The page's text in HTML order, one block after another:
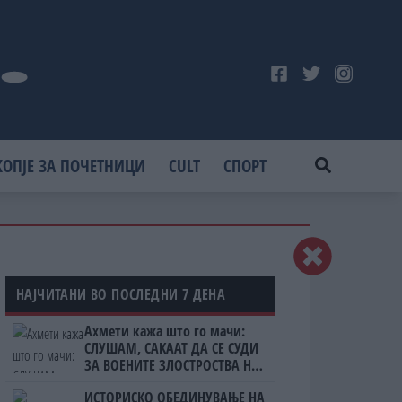
ЗА ПОЧЕТНИЦИ CULT СПОРТ
НАЈЧИТАНИ ВО ПОСЛЕДНИ 7 ДЕНА
Ахмети кажа што го мачи:
СЛУШАМ, САКААТ ДА СЕ СУДИ
ЗА ВОЕНИТЕ ЗЛОСТРОСТВА НА
ИСТОРИСКО ОБЕДИНУВАЊЕ НА